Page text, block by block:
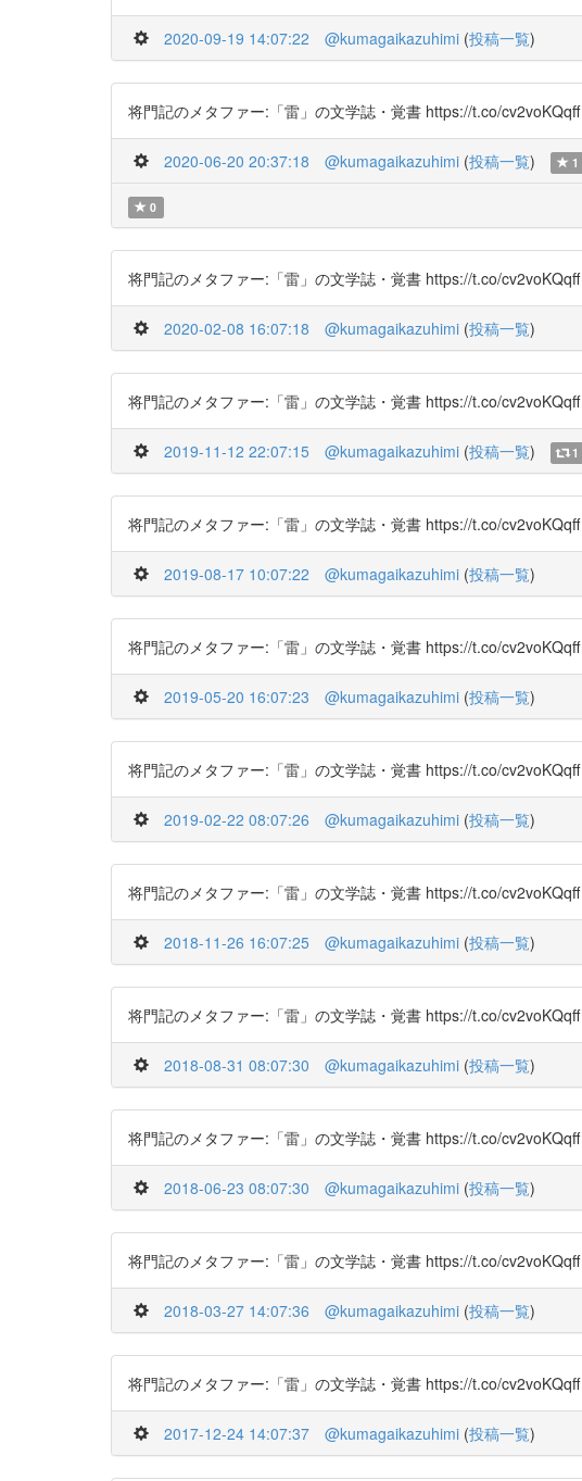
2020-09-19 14:07:22 @kumagaikazuhimi (投稿一覧)
将門記のメタファー:「雷」の文学誌・覚書 https://t.co/cv2voKQqff
2020-06-20 20:37:18 @kumagaikazuhimi (投稿一覧) 1
0
将門記のメタファー:「雷」の文学誌・覚書 https://t.co/cv2voKQqff
2020-02-08 16:07:18 @kumagaikazuhimi (投稿一覧)
将門記のメタファー:「雷」の文学誌・覚書 https://t.co/cv2voKQqff
2019-11-12 22:07:15 @kumagaikazuhimi (投稿一覧) 1
将門記のメタファー:「雷」の文学誌・覚書 https://t.co/cv2voKQqff
2019-08-17 10:07:22 @kumagaikazuhimi (投稿一覧)
将門記のメタファー:「雷」の文学誌・覚書 https://t.co/cv2voKQqff
2019-05-20 16:07:23 @kumagaikazuhimi (投稿一覧)
将門記のメタファー:「雷」の文学誌・覚書 https://t.co/cv2voKQqff
2019-02-22 08:07:26 @kumagaikazuhimi (投稿一覧)
将門記のメタファー:「雷」の文学誌・覚書 https://t.co/cv2voKQqff
2018-11-26 16:07:25 @kumagaikazuhimi (投稿一覧)
将門記のメタファー:「雷」の文学誌・覚書 https://t.co/cv2voKQqff
2018-08-31 08:07:30 @kumagaikazuhimi (投稿一覧)
将門記のメタファー:「雷」の文学誌・覚書 https://t.co/cv2voKQqff
2018-06-23 08:07:30 @kumagaikazuhimi (投稿一覧)
将門記のメタファー:「雷」の文学誌・覚書 https://t.co/cv2voKQqff
2018-03-27 14:07:36 @kumagaikazuhimi (投稿一覧)
将門記のメタファー:「雷」の文学誌・覚書 https://t.co/cv2voKQqff
2017-12-24 14:07:37 @kumagaikazuhimi (投稿一覧)